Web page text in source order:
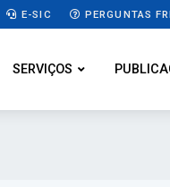
E-SIC PERGUNTAS
SERVIÇOS